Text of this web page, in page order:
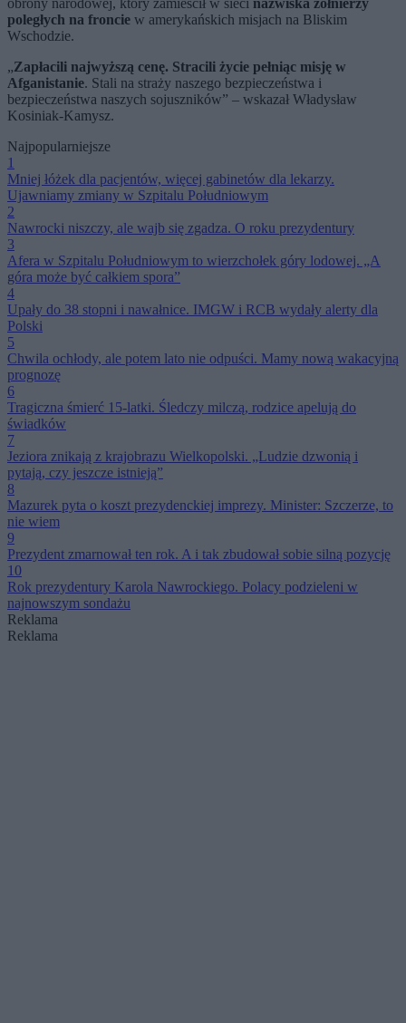
obrony narodowej, który zamieścił w sieci nazwiska żołnierzy
poległych na froncie w amerykańskich misjach na Bliskim
Wschodzie.
„Zapłacili najwyższą cenę. Stracili życie pełniąc misję w
Afganistanie. Stali na straży naszego bezpieczeństwa i
bezpieczeństwa naszych sojuszników” – wskazał Władysław
Kosiniak-Kamysz.
Najpopularniejsze
1
Mniej łóżek dla pacjentów, więcej gabinetów dla lekarzy.
Ujawniamy zmiany w Szpitalu Południowym
2
Nawrocki niszczy, ale wajb się zgadza. O roku prezydentury
3
Afera w Szpitalu Południowym to wierzchołek góry lodowej. „A
góra może być całkiem spora”
4
Upały do 38 stopni i nawałnice. IMGW i RCB wydały alerty dla
Polski
5
Chwila ochłody, ale potem lato nie odpuści. Mamy nową wakacyjną
prognozę
6
Tragiczna śmierć 15-latki. Śledczy milczą, rodzice apelują do
świadków
7
Jeziora znikają z krajobrazu Wielkopolski. „Ludzie dzwonią i
pytają, czy jeszcze istnieją”
8
Mazurek pyta o koszt prezydenckiej imprezy. Minister: Szczerze, to
nie wiem
9
Prezydent zmarnował ten rok. A i tak zbudował sobie silną pozycję
10
Rok prezydentury Karola Nawrockiego. Polacy podzieleni w
najnowszym sondażu
Reklama
Reklama